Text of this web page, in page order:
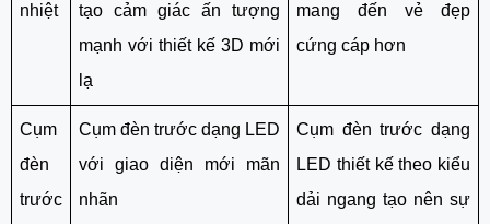
nhiệt
tạo cảm giác ấn tượng
mạnh với thiết kế 3D mới
lạ
mang đến vẻ đẹp
cứng cáp hơn
Cụm
đèn
trước
Cụm đèn trước dạng LED
với giao diện mới mãn
nhãn
Cụm đèn trước dạng
LED thiết kế theo kiểu
dải ngang tạo nên sự